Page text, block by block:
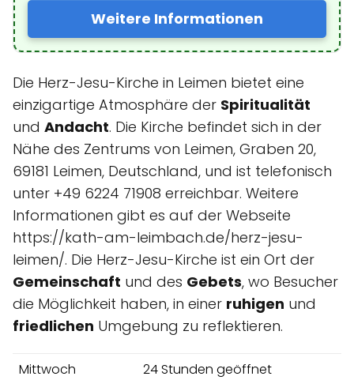
Weitere Informationen
Die Herz-Jesu-Kirche in Leimen bietet eine
einzigartige Atmosphäre der Spiritualität
und Andacht. Die Kirche befindet sich in der
Nähe des Zentrums von Leimen, Graben 20,
69181 Leimen, Deutschland, und ist telefonisch
unter +49 6224 71908 erreichbar. Weitere
Informationen gibt es auf der Webseite
https://kath-am-leimbach.de/herz-jesu-
leimen/. Die Herz-Jesu-Kirche ist ein Ort der
Gemeinschaft und des Gebets, wo Besucher
die Möglichkeit haben, in einer ruhigen und
friedlichen Umgebung zu reflektieren.
Mittwoch
24 Stunden geöffnet